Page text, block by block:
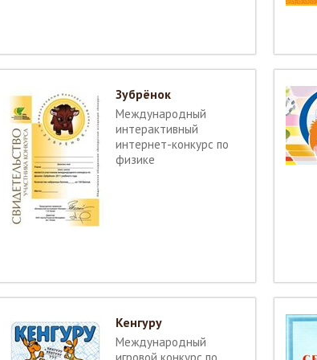
Зубрёнок
Международный
интерактивный
интернет-конкурс по
физике
Кенгуру
Международный